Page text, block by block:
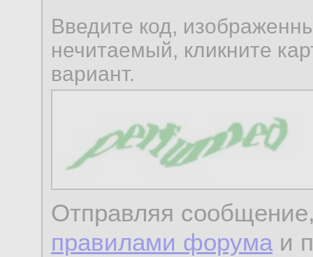
Введите код,
нечитаемый, кликните
вариант.
Отправляя
правилами форумаи